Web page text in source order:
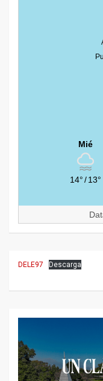
Mié
14°/13°
DELE97 Descarga